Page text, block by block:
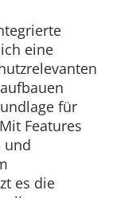
eine
für
Features
und
es die